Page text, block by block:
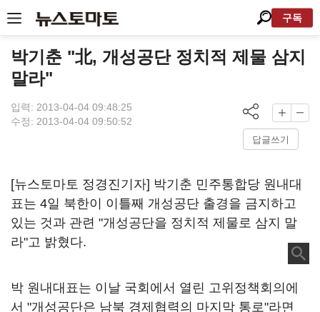
구독
박기춘 "北, 개성공단 정치적 제물 삼지
말라"
입력: 2013-04-04 09:48:25
수정: 2013-04-04 09:50:52
답글쓰기
[뉴스토마토 정경진기자] 박기춘 민주통합당 원내대
표는 4일 북한이 이틀째 개성공단 출경을 금지하고
있는 것과 관련 "개성공단을 정치적 제물로 삼지 말
라"고 밝혔다.
박 원내대표는 이날 국회에서 열린 고위정책회의에
서 "개성공단은 남북 경제협력의 마지막 통로"라면